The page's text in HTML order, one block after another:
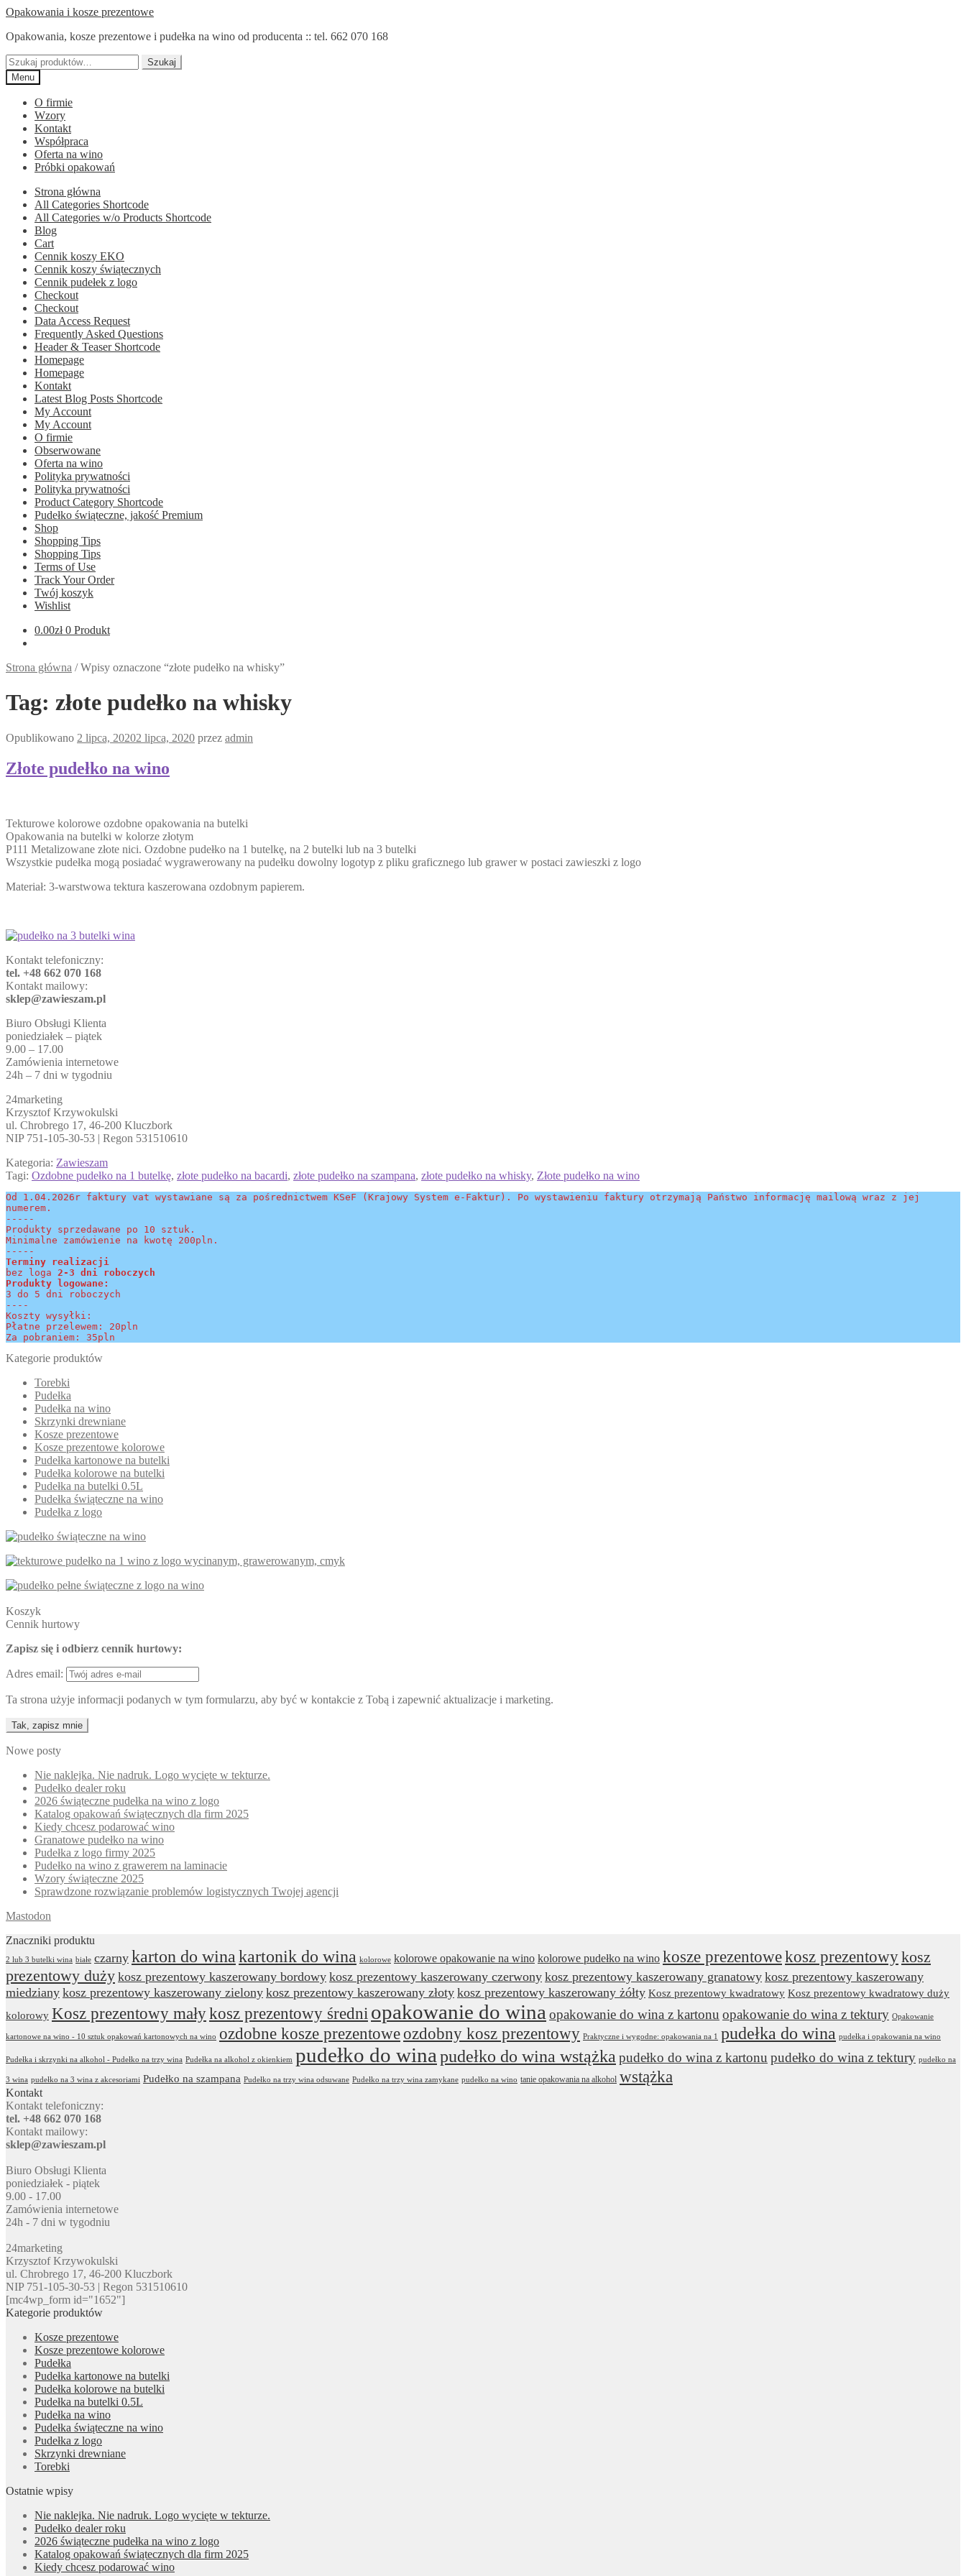
Przejdź
nawigacji
Przejdź
treści
Opakowania i kosze prezentowe
Opakowania, kosze prezentowe i pudełka na wino od producenta :: tel. 662 070 168
Szukaj:
Szukaj
Menu
O firmie
Wzory
Kontakt
Współpraca
Oferta na wino
Próbki opakowań
Strona główna
All Categories Shortcode
All Categories w/o Products Shortcode
Blog
Cart
Cennik koszy EKO
Cennik koszy świątecznych
Cennik pudełek z logo
Checkout
Checkout
Data Access Request
Frequently Asked Questions
Header & Teaser Shortcode
Homepage
Homepage
Kontakt
Latest Blog Posts Shortcode
My Account
My Account
O firmie
Obserwowane
Oferta na wino
Polityka prywatności
Polityka prywatności
Product Category Shortcode
Pudełko świąteczne, jakość Premium
Shop
Shopping Tips
Shopping Tips
Terms of Use
Track Your Order
Twój koszyk
Wishlist
0.00zł 0 Produkt
Strona główna /Wpisy oznaczone “złote pudełko na whisky”
Tag: złote pudełko na whisky
Opublikowano 2 lipca, 20202 lipca, 2020 przez admin
Złote pudełko na wino
Tekturowe kolorowe ozdobne opakowania na butelki
Opakowania na butelki w kolorze złotym
P111 Metalizowane złote nici. Ozdobne pudełko na 1 butelkę, na 2 butelki lub na 3 butelki
Wszystkie pudełka mogą posiadać wygrawerowany na pudełku dowolny logotyp z pliku graficznego lub grawer w postaci zawieszki z logo
Materiał: 3-warstwowa tektura kaszerowana ozdobnym papierem.
Kontakt telefoniczny:
tel. +48 662 070 168
Kontakt mailowy:
sklep@zawieszam.pl
Biuro Obsługi Klienta
poniedziałek – piątek
9.00 – 17.00
Zamówienia internetowe
24h – 7 dni w tygodniu
24marketing
Krzysztof Krzywokulski
ul. Chrobrego 17, 46-200 Kluczbork
NIP 751-105-30-53 | Regon 531510610
Kategoria: Zawieszam
Tagi: Ozdobne pudełko na 1 butelkę, złote pudełko na bacardi, złote pudełko na szampana, złote pudełko na whisky, Złote pudełko na wino
Od 1.04.2026r faktury vat wystawiane są za pośrednictwem KSeF (Krajowy System e-Faktur). Po wystawieniu faktury otrzymają Państwo informację mailową wraz z jej
numerem.
-----
Produkty sprzedawane po 10 sztuk.
Minimalne zamówienie na kwotę 200pln.
-----
Terminy realizacji
bez loga 2-3 dni roboczych
Produkty logowane:
3 do 5 dni roboczych
----
Koszty wysyłki:
Płatne przelewem: 20pln
Za pobraniem: 35pln
Kategorie produktów
Torebki
Pudełka
Pudełka na wino
Skrzynki drewniane
Kosze prezentowe
Kosze prezentowe kolorowe
Pudełka kartonowe na butelki
Pudełka kolorowe na butelki
Pudełka na butelki 0.5L
Pudełka świąteczne na wino
Pudełka z logo
Koszyk
Cennik hurtowy
Zapisz się i odbierz cennik hurtowy:
Adres email:
Ta strona użyje informacji podanych w tym formularzu, aby być w kontakcie z Tobą i zapewnić aktualizacje i marketing.
Nowe posty
Nie naklejka. Nie nadruk. Logo wycięte w tekturze.
Pudełko dealer roku
2026 świąteczne pudełka na wino z logo
Katalog opakowań świątecznych dla firm 2025
Kiedy chcesz podarować wino
Granatowe pudełko na wino
Pudełka z logo firmy 2025
Pudełko na wino z grawerem na laminacie
Wzory świąteczne 2025
Sprawdzone rozwiązanie problemów logistycznych Twojej agencji
Mastodon
Znaczniki produktu
2 lub 3 butelki wina białe czarny karton do wina kartonik do wina kolorowe kolorowe opakowanie na wino kolorowe pudełko na wino kosze prezentowekosz prezentowykosz
prezentowy duży kosz prezentowy kaszerowany bordowy kosz prezentowy kaszerowany czerwony kosz prezentowy kaszerowany granatowy kosz prezentowy kaszerowany
miedziany kosz prezentowy kaszerowany zielony kosz prezentowy kaszerowany złoty kosz prezentowy kaszerowany żółty Kosz prezentowy kwadratowy Kosz prezentowy kwadratowy duży
kolorowy Kosz prezentowy małykosz prezentowy średni opakowanie do wina opakowanie do wina z kartonu opakowanie do wina z tektury Opakowanie
kartonowe na wino - 10 sztuk opakowań kartonowych na wino ozdobne kosze prezentoweozdobny kosz prezentowy Praktyczne i wygodne: opakowania na 1 pudełka do wina pudełka i opakowania na wino
Pudełka i skrzynki na alkohol - Pudełko na trzy wina Pudełka na alkohol z okienkiem pudełko do wina pudełko do wina wstążka pudełko do wina z kartonu pudełko do wina z tektury pudełko na
3 wina pudełko na 3 wina z akcesoriami Pudełko na szampana Pudełko na trzy wina odsuwane Pudełko na trzy wina zamykane pudełko na wino tanie opakowania na alkohol wstążka
Kontakt
Kontakt telefoniczny:
tel. +48 662 070 168
Kontakt mailowy:
sklep@zawieszam.pl
Biuro Obsługi Klienta
poniedziałek - piątek
9.00 - 17.00
Zamówienia internetowe
24h - 7 dni w tygodniu
24marketing
Krzysztof Krzywokulski
ul. Chrobrego 17, 46-200 Kluczbork
NIP 751-105-30-53 | Regon 531510610
[mc4wp_form id="1652"]
Kategorie produktów
Kosze prezentowe
Kosze prezentowe kolorowe
Pudełka
Pudełka kartonowe na butelki
Pudełka kolorowe na butelki
Pudełka na butelki 0.5L
Pudełka na wino
Pudełka świąteczne na wino
Pudełka z logo
Skrzynki drewniane
Torebki
Ostatnie wpisy
Nie naklejka. Nie nadruk. Logo wycięte w tekturze.
Pudełko dealer roku
2026 świąteczne pudełka na wino z logo
Katalog opakowań świątecznych dla firm 2025
Kiedy chcesz podarować wino